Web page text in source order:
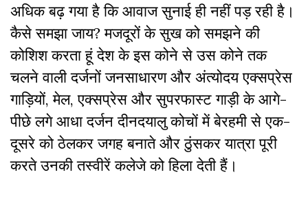
अधिक बढ़ गया है कि आवाज सुनाई ही नहीं पड़ रही है।
कैसे समझा जाय? मजदूरों के सुख को समझने की
कोशिश करता हूं देश के इस कोने से उस कोने तक
चलने वाली दर्जनों जनसाधारण और अंत्योदय एक्सप्रेस
गाड़ियों, मेल, एक्सप्रेस और सुपरफास्ट गाड़ी के आगे-
पीछे लगे आधा दर्जन दीनदयालु कोचों में बेरहमी से एक-
दूसरे को ठेलकर जगह बनाते और ठुंसकर यात्रा पूरी
करते उनकी तस्वीरें कलेजे को हिला देती हैं।